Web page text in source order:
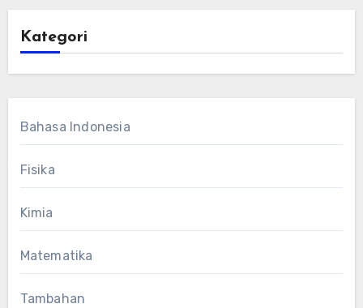
Kategori
Bahasa Indonesia
Fisika
Kimia
Matematika
Tambahan